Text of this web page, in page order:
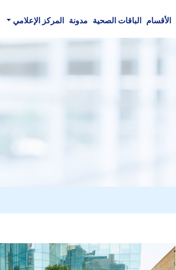
الأقسام الباقات الصحية مدونة المركز الإعلامي